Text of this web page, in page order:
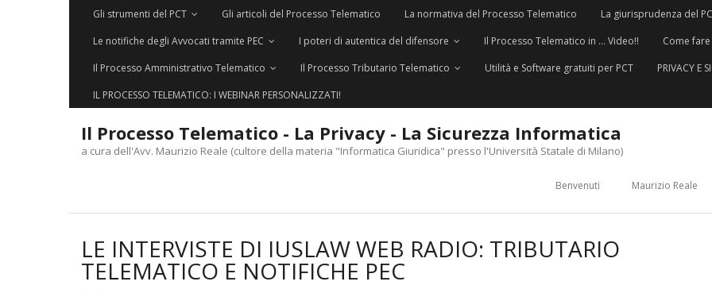
Gli strumenti del PCT Gli articoli del Processo Telematico La normativa del Processo Telematico
La giurisprudenza del
Le notifiche degli Avvocati tramite PEC
I poteri di autentica del difensore Il Processo Telematico in … Video!!
Come
Il Processo Amministrativo Telematico
Il Processo Tributario Telematico Utilità e Software gratuiti per PCT
PRIVACY E
IL PROCESSO TELEMATICO: I WEBINAR PERSONALIZZATI!
Il Processo Telematico - La Privacy - La Sicurezza Informatica
a cura dell'Avv. Maurizio Reale (cultore della materia "Informatica Giuridica" presso l'Università Statale di Milano)
Benvenuti Maurizio Reale
LE INTERVISTE DI IUSLAW WEB RADIO: TRIBUTARIO
TELEMATICO E NOTIFICHE PEC